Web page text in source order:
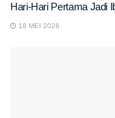
Hari-Hari Pertama Jadi
18 MEI 2026